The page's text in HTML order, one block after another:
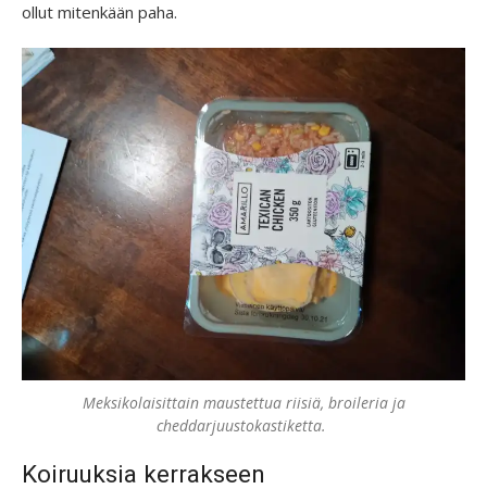
ollut mitenkään paha.
Meksikolaisittain maustettua riisiä, broileria ja
cheddarjuustokastiketta.
Koiruuksia kerrakseen